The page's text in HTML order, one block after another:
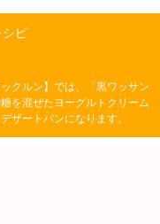
シピ
クルン】では、「黒ワッサン
を混ぜたヨーグルトクリーム
ザートパンになります。